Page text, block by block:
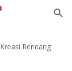
Rendang